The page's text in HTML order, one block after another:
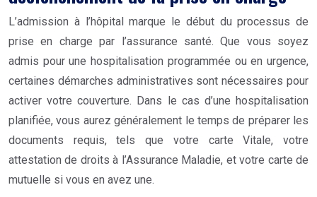
L’admission à l’hôpital marque le début du processus de
prise en charge par l’assurance santé. Que vous soyez
admis pour une hospitalisation programmée ou en urgence,
certaines démarches administratives sont nécessaires pour
activer votre couverture. Dans le cas d’une hospitalisation
planifiée, vous aurez généralement le temps de préparer les
documents requis, tels que votre carte Vitale, votre
attestation de droits à l’Assurance Maladie, et votre carte de
mutuelle si vous en avez une.